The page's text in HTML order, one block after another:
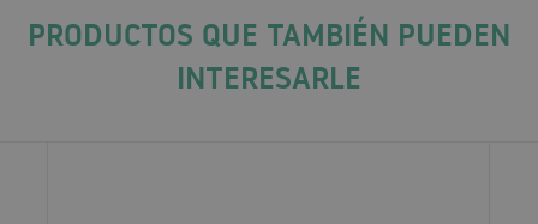
PRODUCTOS QUE TAMBIÉN PUEDEN
INTERESARLE